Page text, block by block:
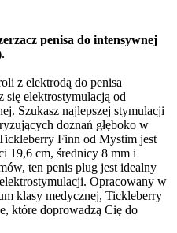
penisa do intensywnej
z elektrodą do penisa
elektrostymulacją od
Szukasz najlepszej stymulacji
doznań głęboko w
Finn od Mystim jest
19,6 cm, średnicy 8 mm i
ten penis plug jest idealny
Opracowany w
klasy medycznej, Tickleberry
które doprowadzą Cię do